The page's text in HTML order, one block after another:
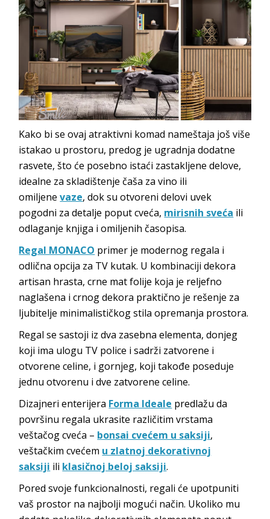
Kako bi se ovaj atraktivni komad nameštaja još više
istakao u prostoru, predog je ugradnja dodatne
rasvete, što će posebno istaći zastakljene delove,
idealne za skladištenje čaša za vino ili
omiljenevaze, dok su otvoreni delovi uvek
pogodni za detalje poput cveća, mirisnih sveća ili
odlaganje knjiga i omiljenih časopisa.
Regal MONACO primer je modernog regala i
odlična opcija za TV kutak. U kombinaciji dekora
artisan hrasta, crne mat folije koja je reljefno
naglašena i crnog dekora praktično je rešenje za
ljubitelje minimalističkog stila opremanja prostora.
Regal se sastoji iz dva zasebna elementa, donjeg
koji ima ulogu TV police i sadrži zatvorene i
otvorene celine, i gornjeg, koji takođe poseduje
jednu otvorenu i dve zatvorene celine.
Dizajneri enterijera Forma Ideale predlažu da
površinu regala ukrasite različitim vrstama
veštačog cveća – bonsai cvećem u saksiji,
veštačkim cvećem u zlatnoj dekorativnoj
saksiji ili klasičnoj beloj saksiji.
Pored svoje funkcionalnosti, regali će upotpuniti
vaš prostor na najbolji mogući način. Ukoliko mu